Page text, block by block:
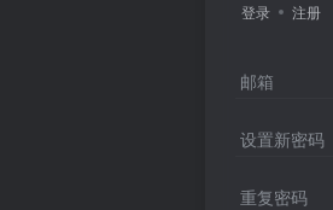
登录 注册
邮箱
设置新密码
重复密码